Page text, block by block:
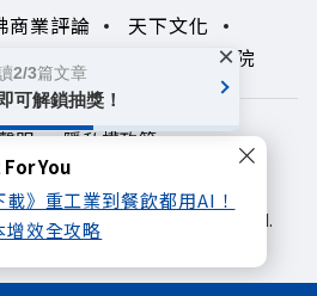
You
》重工業到餐飲都用AI！
增效全攻略
商業評論
天下文化
50+ 領導影響力學院
明
隱私權政策
1999~2026
有限公司. All rights reserved.
2/3篇文章
可解鎖抽獎！
×